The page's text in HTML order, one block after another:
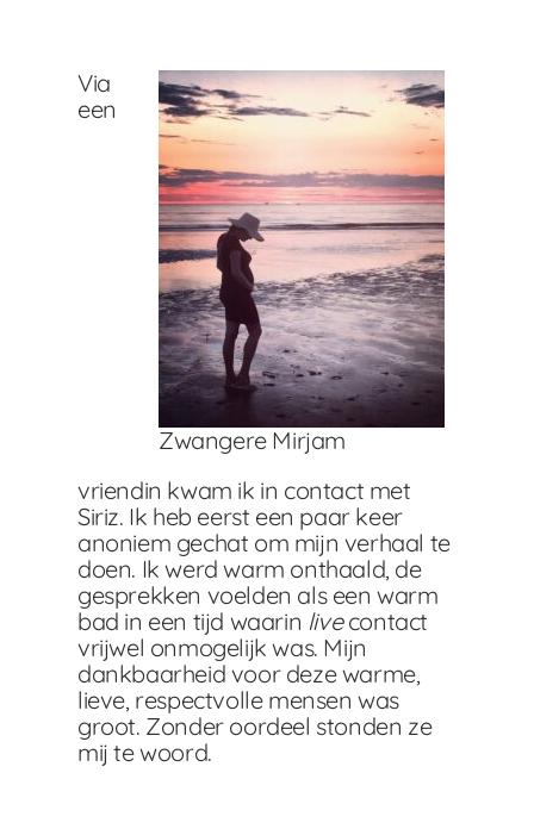
Zwangere Mirjam
Via
een
vriendin kwam ik in contact met
Siriz. Ik heb eerst een paar keer
anoniem gechat om mijn verhaal te
doen. Ik werd warm onthaald, de
gesprekken voelden als een warm
bad in een tijd waarin livecontact
vrijwel onmogelijk was. Mijn
dankbaarheid voor deze warme,
lieve, respectvolle mensen was
groot. Zonder oordeel stonden ze
mij te woord.